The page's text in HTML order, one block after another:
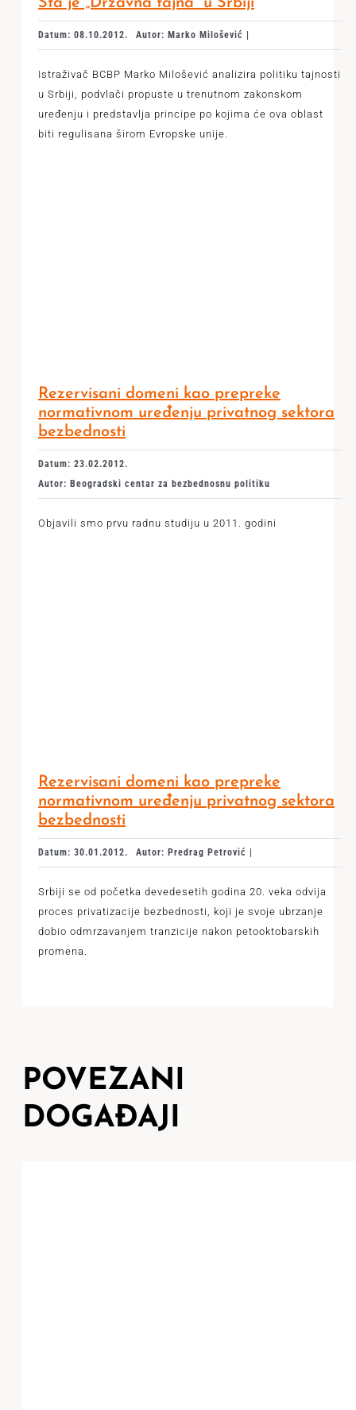
Šta je „Državna tajna“ u Srbiji
Datum: 08.10.2012. Autor: Marko Milošević |
Istraživač BCBP Marko Milošević analizira politiku tajnosti
u Srbiji, podvlači propuste u trenutnom zakonskom
uređenju i predstavlja principe po kojima će ova oblast
biti regulisana širom Evropske unije.
Rezervisani domeni kao prepreke
normativnom uređenju privatnog sektora
bezbednosti
Datum: 23.02.2012.
Autor: Beogradski centar za bezbednosnu politiku
Objavili smo prvu radnu studiju u 2011. godini
Rezervisani domeni kao prepreke
normativnom uređenju privatnog sektora
bezbednosti
Datum: 30.01.2012. Autor: Predrag Petrović |
Srbiji se od početka devedesetih godina 20. veka odvija
proces privatizacije bezbednosti, koji je svoje ubrzanje
dobio odmrzavanjem tranzicije nakon petooktobarskih
promena.
POVEZANI
DOGAĐAJI